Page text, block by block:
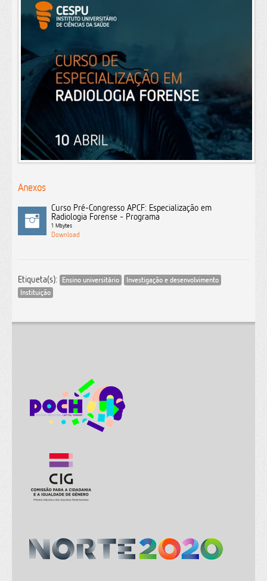
Anexos
Curso Pré-Congresso APCF: Especialização em
Radiologia Forense - Programa
1 Mbytes
Etiqueta(s): Ensino universitário
Investigação e desenvolvimento
Instituição